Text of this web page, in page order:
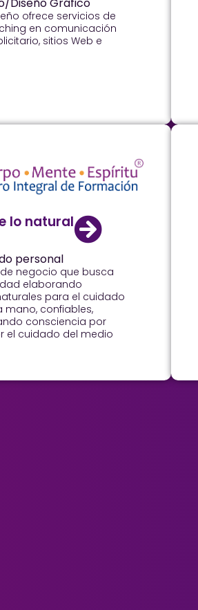
Diseño Gráfico
ofrece servicios de
en comunicación
sitios Web e
lo natural
personal
negocio que busca
elaborando
para el cuidado
mano, confiables,
consciencia por
el cuidado del medio